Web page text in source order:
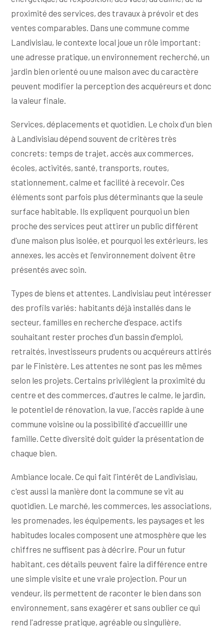
proximité des services, des travaux à prévoir et des
ventes comparables. Dans une commune comme
Landivisiau, le contexte local joue un rôle important:
une adresse pratique, un environnement recherché, un
jardin bien orienté ou une maison avec du caractère
peuvent modifier la perception des acquéreurs et donc
la valeur finale.
Services, déplacements et quotidien. Le choix d'un bien
à Landivisiau dépend souvent de critères très
concrets: temps de trajet, accès aux commerces,
écoles, activités, santé, transports, routes,
stationnement, calme et facilité à recevoir. Ces
éléments sont parfois plus déterminants que la seule
surface habitable. Ils expliquent pourquoi un bien
proche des services peut attirer un public différent
d'une maison plus isolée, et pourquoi les extérieurs, les
annexes, les accès et l'environnement doivent être
présentés avec soin.
Types de biens et attentes. Landivisiau peut intéresser
des profils variés: habitants déjà installés dans le
secteur, familles en recherche d'espace, actifs
souhaitant rester proches d'un bassin d'emploi,
retraités, investisseurs prudents ou acquéreurs attirés
par le Finistère. Les attentes ne sont pas les mêmes
selon les projets. Certains privilégient la proximité du
centre et des commerces, d'autres le calme, le jardin,
le potentiel de rénovation, la vue, l'accès rapide à une
commune voisine ou la possibilité d'accueillir une
famille. Cette diversité doit guider la présentation de
chaque bien.
Ambiance locale. Ce qui fait l'intérêt de Landivisiau,
c'est aussi la manière dont la commune se vit au
quotidien. Le marché, les commerces, les associations,
les promenades, les équipements, les paysages et les
habitudes locales composent une atmosphère que les
chiffres ne suffisent pas à décrire. Pour un futur
habitant, ces détails peuvent faire la différence entre
une simple visite et une vraie projection. Pour un
vendeur, ils permettent de raconter le bien dans son
environnement, sans exagérer et sans oublier ce qui
rend l'adresse pratique, agréable ou singulière.